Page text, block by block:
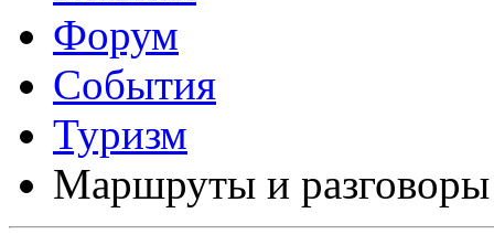
Форум
События
Туризм
Маршруты и разговоры